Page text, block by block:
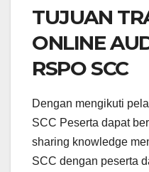
TUJUAN
ONLINE
RSPO SCC
Dengan mengikuti
SCC Peserta dapat
sharing knowledge
SCC dengan peserta